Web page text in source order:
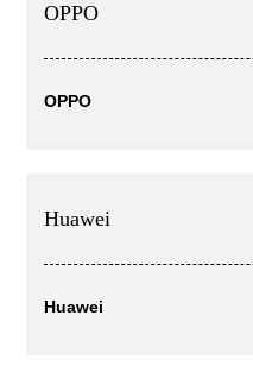
OPPO
OPPO
Huawei
Huawei